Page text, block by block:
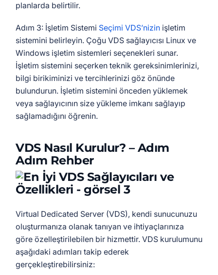
planlarda belirtilir.
Adım 3: İşletim Sistemi Seçimi VDS’nizin işletim
sistemini belirleyin. Çoğu VDS sağlayıcısı Linux ve
Windows işletim sistemleri seçenekleri sunar.
İşletim sistemini seçerken teknik gereksinimlerinizi,
bilgi birikiminizi ve tercihlerinizi göz önünde
bulundurun. İşletim sistemini önceden yüklemek
veya sağlayıcının size yükleme imkanı sağlayıp
sağlamadığını öğrenin.
VDS Nasıl Kurulur? – Adım
Adım Rehber
Virtual Dedicated Server (VDS), kendi sunucunuzu
oluşturmanıza olanak tanıyan ve ihtiyaçlarınıza
göre özelleştirilebilen bir hizmettir. VDS kurulumunu
aşağıdaki adımları takip ederek
gerçekleştirebilirsiniz: